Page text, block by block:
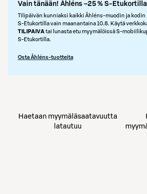
Vain tänään! Åhléns –25 % S-Etukortilla
Tilipäivän kunniaksi kaikki Åhléns-muodin ja kodin
S‑Etukortilla vain maanantaina 10.8. Käytä
TILIPAIVAtai lunasta etu myymälöissä
S‑Etukortilla.
Osta Åhléns-tuotteita
Haetaan myymäläsaatavuutta
latautuu